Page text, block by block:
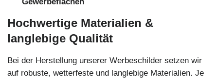
Hochwertige Materialien &
langlebige Qualität
Bei der Herstellung unserer Werbeschilder setzen wir
auf robuste, wetterfeste und langlebige Materialien. Je